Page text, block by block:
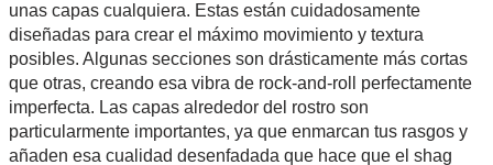
unas capas cualquiera. Estas están cuidadosamente
diseñadas para crear el máximo movimiento y textura
posibles. Algunas secciones son drásticamente más cortas
que otras, creando esa vibra de rock-and-roll perfectamente
imperfecta. Las capas alrededor del rostro son
particularmente importantes, ya que enmarcan tus rasgos y
añaden esa cualidad desenfadada que hace que el shag